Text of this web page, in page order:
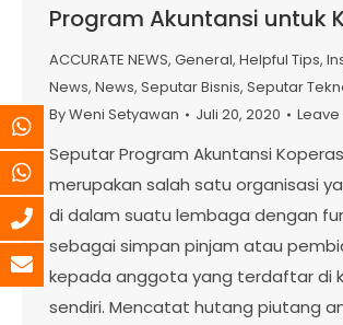
Program Akuntansi untuk
ACCURATE NEWS, General, Helpful Tips,
News, News, Seputar Bisnis, Seputar
ByWeni Setyawan Juli 20, 2020
Seputar Program Akuntansi
merupakan salah satu organisasi
di dalam suatu lembaga dengan
sebagai simpan pinjam atau
kepada anggota yang terdaftar di
sendiri. Mencatat hutang piutang